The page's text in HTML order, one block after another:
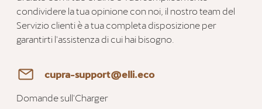
condividere la tua opinione con noi, il nostro team del
Servizio clienti è a tua completa disposizione per
garantirti l'assistenza di cui hai bisogno.
cupra-support@elli.eco
Domande sull'Charger